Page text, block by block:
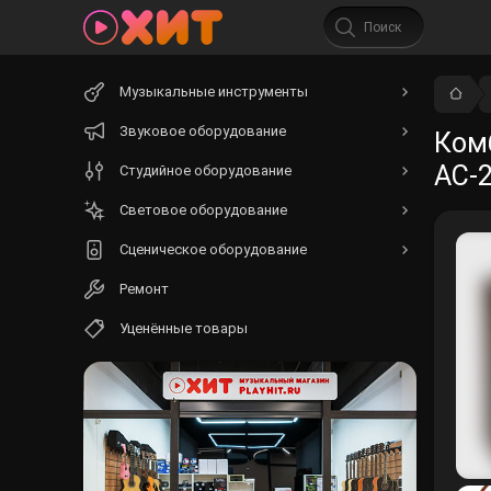
AC-
Музыкальные инструменты
Звуковое оборудование
Студийное оборудование
Световое оборудование
Сценическое оборудование
Ремонт
Уценённые товары